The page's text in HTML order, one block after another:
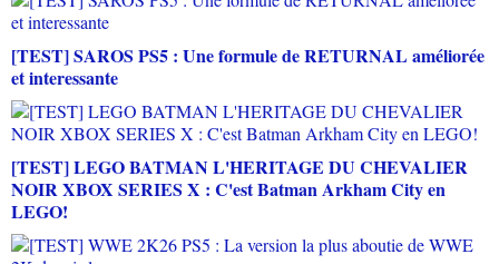
[TEST] SAROS PS5 : Une formule de RETURNAL améliorée
et interessante
[TEST] LEGO BATMAN L'HERITAGE DU CHEVALIER
NOIR XBOX SERIES X : C'est Batman Arkham City en
LEGO!